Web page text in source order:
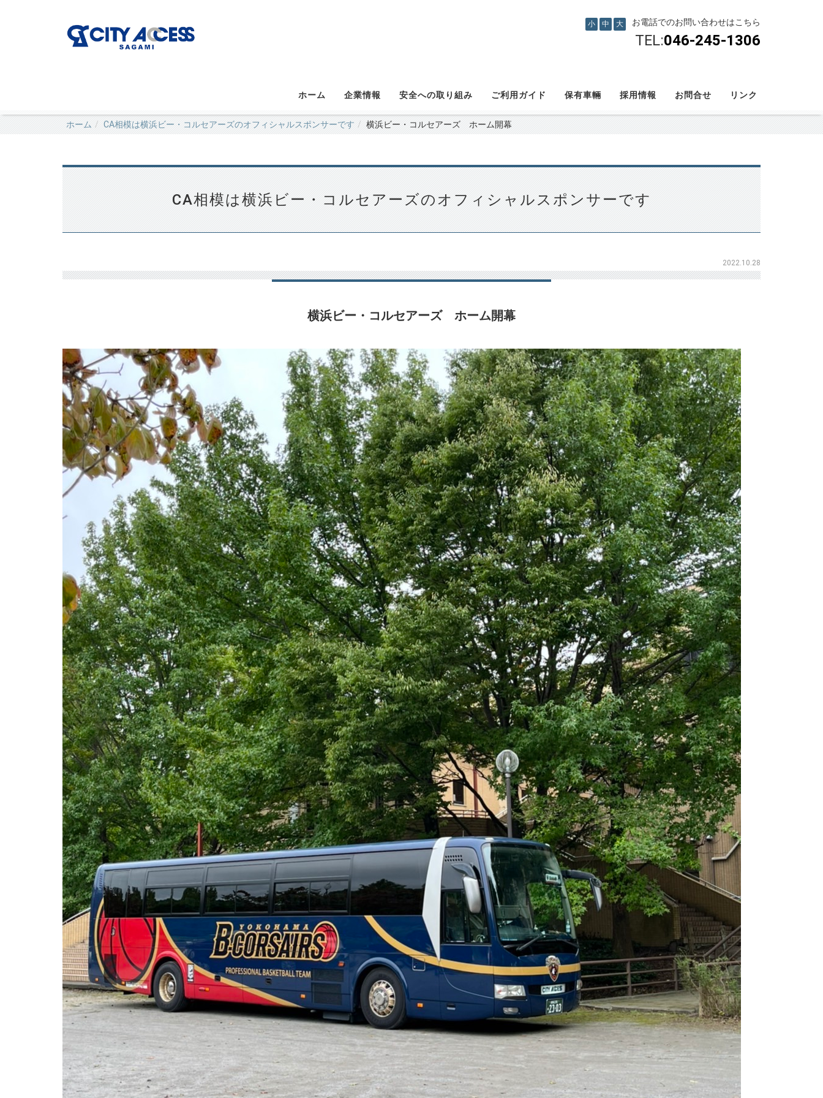
お電話でのお問い合わせはこちら
TEL:046-245-1306
小 中 大
ホーム 企業情報 安全への取り組み ご利用ガイド 保有車輛 採用情報 お問合せ リンク
ホーム CA相模は横浜ビー・コルセアーズのオフィシャルスポンサーです 横浜ビー・コルセアーズ ホーム開幕
CA相模は横浜ビー・コルセアーズのオフィシャルスポンサーです
2022.10.28
横浜ビー・コルセアーズ ホーム開幕